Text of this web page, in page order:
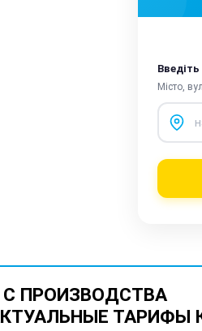
Місто,
ПРОИЗВОДСТВА
ТАРИФЫ